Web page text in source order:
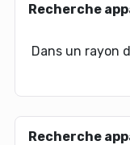
Recherche
Dans un rayon
Recherche